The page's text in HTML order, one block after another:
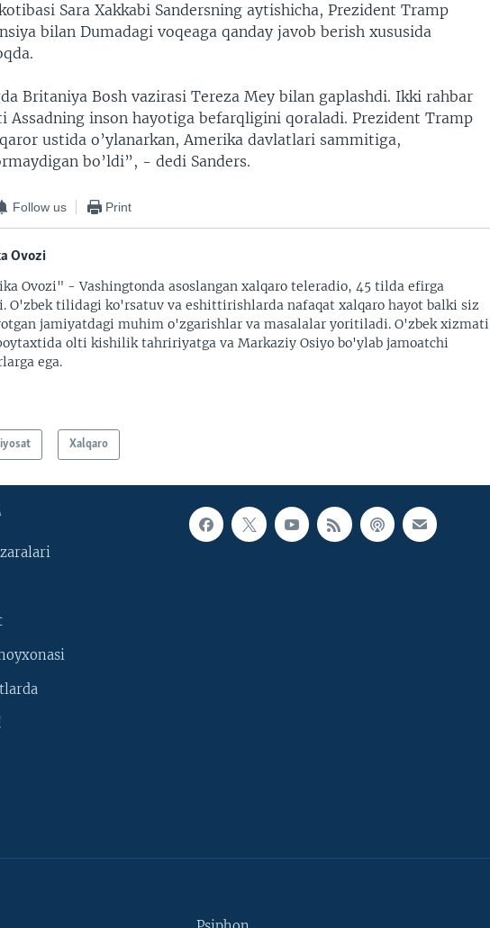
Sara Xakkabi Sandersning aytishicha, Prezident Tramp
bilan Dumadagi voqeaga qanday javob berish xususida
Britaniya Bosh vazirasi Tereza Mey bilan gaplashdi. Ikki rahbar
Assadning inson hayotiga befarqligini qoraladi. Prezident Tramp
ustida o’ylanarkan, Amerika davlatlari sammitiga,
bo’ldi”, - dedi Sanders.
Follow us Print
Ovozi
Ovozi" - Vashingtonda asoslangan xalqaro teleradio, 45 tilda efirga
O'zbek tilidagi ko'rsatuv va eshittirishlarda nafaqat xalqaro hayot balki siz
jamiyatdagi muhim o'zgarishlar va masalalar yoritiladi. O'zbek xizmati
olti kishilik tahririyatga va Markaziy Osiyo bo'ylab jamoatchi
ega.
Xalqaro